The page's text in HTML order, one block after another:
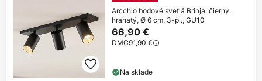
Arcchio bodové svetlá Brinja, čierny,
hranatý, Ø 6 cm, 3-pl., GU10
66,90 €
DMC91,90 €
Na sklade